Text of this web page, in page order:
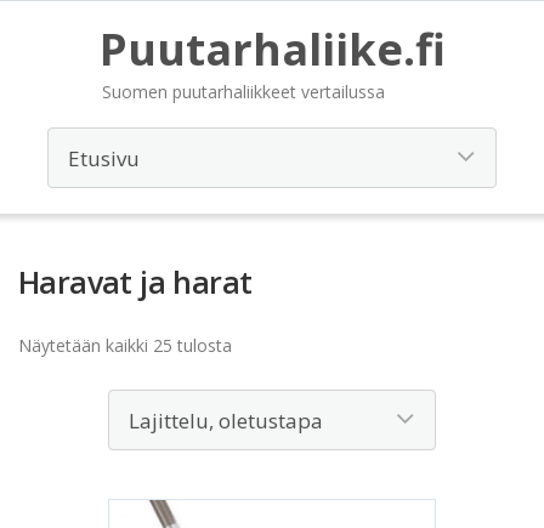
Puutarhaliike.fi
Suomen puutarhaliikkeet vertailussa
Haravat ja harat
Näytetään kaikki 25 tulosta